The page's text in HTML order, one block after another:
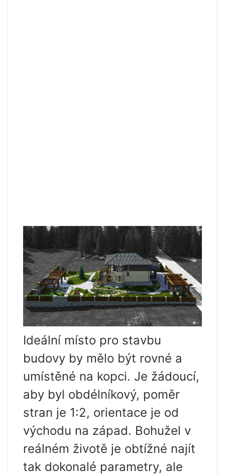
Ideální místo pro stavbu
budovy by mělo být rovné a
umístěné na kopci. Je žádoucí,
aby byl obdélníkový, poměr
stran je 1:2, orientace je od
východu na západ. Bohužel v
reálném životě je obtížné najít
tak dokonalé parametry, ale